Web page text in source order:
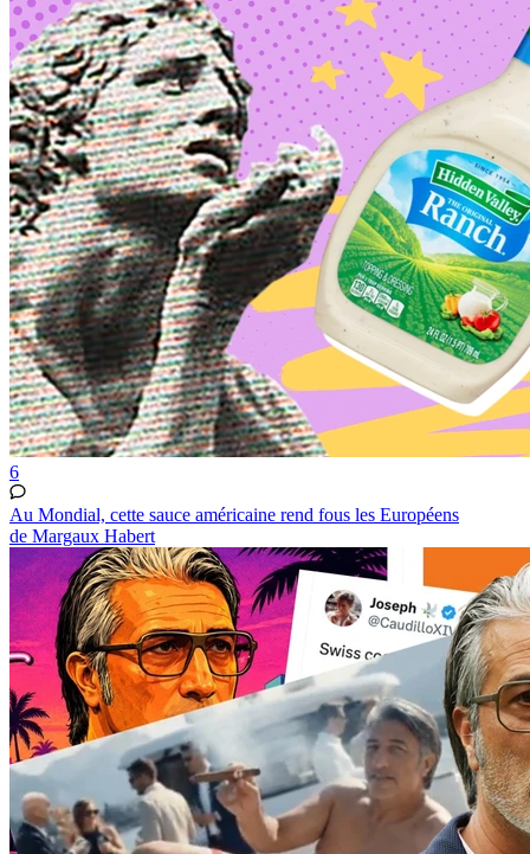
6
Au Mondial, cette sauce américaine rend fous les Européens
de Margaux Habert